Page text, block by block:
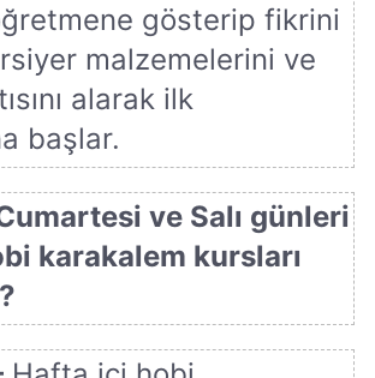
gösterip fikrini
malzemelerini ve
alarak ilk
başlar.
ve Salı günleri
karakalem kursları